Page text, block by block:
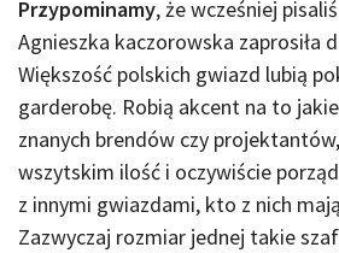
Przypominamy, że wcześniej
Agnieszka kaczorowska zaprosiła
Większość polskich gwiazd lubią
garderobę. Robią akcent na to
znanych brendów czy
wszytskim ilość i oczywiście
z innymi gwiazdami, kto z nich
Zazwyczaj rozmiar jednej takie